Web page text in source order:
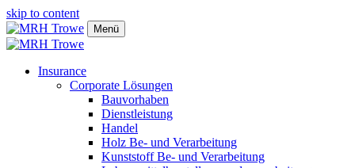
skip to content
Menü
Insurance
Corporate Lösungen
Bauvorhaben
Dienstleistung
Handel
Holz Be- und Verarbeitung
Kunststoff Be- und Verarbeitung